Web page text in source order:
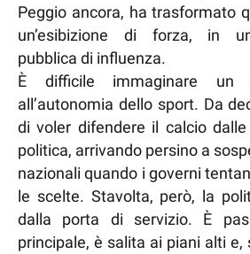
Peggio ancora, ha trasformato
un’esibizione di forza, in
pubblica di influenza.
È difficile immaginare
all’autonomia dello sport. Da
di voler difendere il calcio
politica, arrivando persino a
nazionali quando i governi
le scelte. Stavolta, però, la
dalla porta di servizio. È
principale, è salita ai piani alti